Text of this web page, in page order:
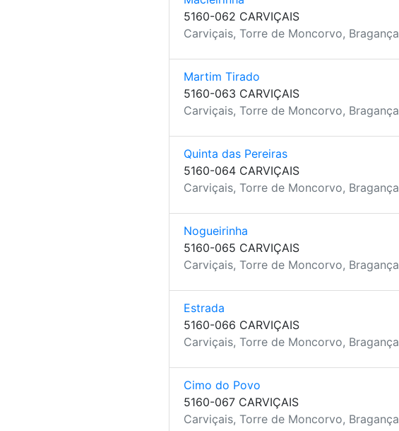
5160-062 CARVIÇAIS
Carviçais, Torre de Moncorvo, Bragança
Martim Tirado
5160-063 CARVIÇAIS
Carviçais, Torre de Moncorvo, Bragança
Quinta das Pereiras
5160-064 CARVIÇAIS
Carviçais, Torre de Moncorvo, Bragança
Nogueirinha
5160-065 CARVIÇAIS
Carviçais, Torre de Moncorvo, Bragança
Estrada
5160-066 CARVIÇAIS
Carviçais, Torre de Moncorvo, Bragança
Cimo do Povo
5160-067 CARVIÇAIS
Carviçais, Torre de Moncorvo, Bragança